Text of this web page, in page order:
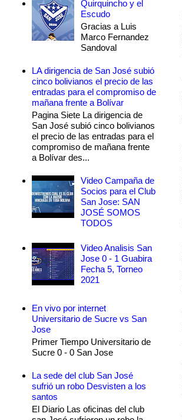
Quirquincho y el
Escudo
Gracias a Luis
Marco Fernandez
Sandoval
LA dirigencia de San José subió
cinco bolivianos el precio de las
entradas para el compromiso de
mañana frente a Bolívar
Pagina Siete La dirigencia de
San José subió cinco bolivianos
el precio de las entradas para el
compromiso de mañana frente
a Bolívar des...
Video Campaña de
Socios para el Club
San Jose: SAN
JOSÉ SOMOS
TODOS
Video Analisis San
Jose 0 - 1 Guabira
Fecha 5, Torneo
2021
En vivo por internet
Universitario de Sucre vs San
Jose
Primer Tiempo Universitario de
Sucre 0 - 0 San Jose
La sede del club San José
sufrió un robo Desvisten a los
santos
El Diario Las oficinas del club